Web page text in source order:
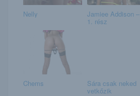
Nelly Jamiee Addison –
1. rész
Chems Sára csak neked
vetkőzik